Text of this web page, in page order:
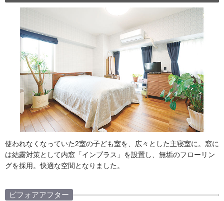
使われなくなっていた2室の子ども室を、広々とした主寝室に。窓に
は結露対策として内窓「インプラス」を設置し、無垢のフローリン
グを採用。快適な空間となりました。
ビフォアアフター